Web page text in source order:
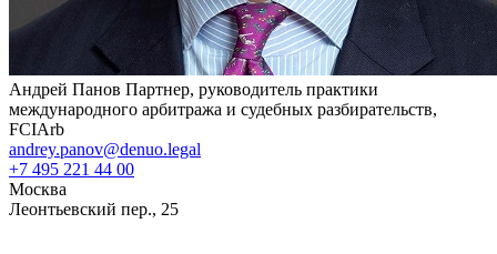
Андрей Панов Партнер, руководитель практики
международного арбитража и судебных разбирательств,
FCIArb
andrey.panov@denuo.legal
+7 495 221 44 00
Москва
Леонтьевский пер., 25